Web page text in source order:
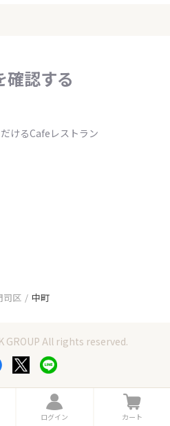
確認する
けるCafeレストラン
司区 中町
GROUP All rights reserved.
ロ
グ
ログイン
カ
ー
カート